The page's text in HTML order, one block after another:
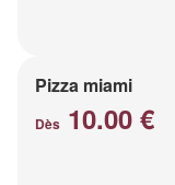
Pizza miami
Dès 10.00 €